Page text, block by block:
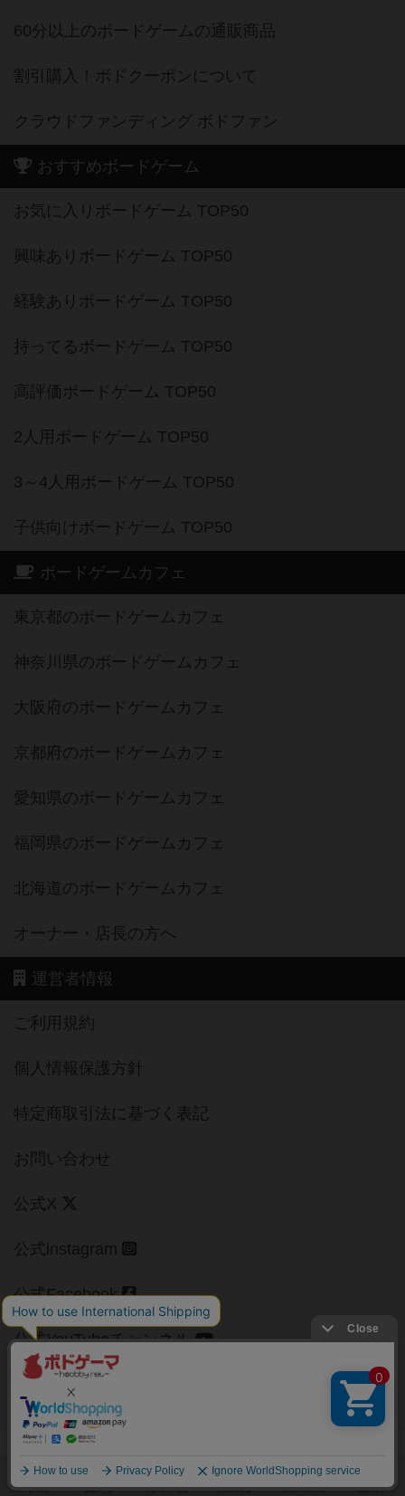
60分以上のボードゲームの通販商品
割引購入！ボドクーポンについて
クラウドファンディング ボドファン
おすすめボードゲーム
お気に入りボードゲーム TOP50
興味ありボードゲーム TOP50
経験ありボードゲーム TOP50
持ってるボードゲーム TOP50
高評価ボードゲーム TOP50
2人用ボードゲーム TOP50
3～4人用ボードゲーム TOP50
子供向けボードゲーム TOP50
ボードゲームカフェ
東京都のボードゲームカフェ
神奈川県のボードゲームカフェ
大阪府のボードゲームカフェ
京都府のボードゲームカフェ
愛知県のボードゲームカフェ
福岡県のボードゲームカフェ
北海道のボードゲームカフェ
オーナー・店長の方へ
運営者情報
ご利用規約
個人情報保護方針
特定商取引法に基づく表記
お問い合わせ
公式X
公式instagram
公式Facebook
公式YouTubeチャンネル